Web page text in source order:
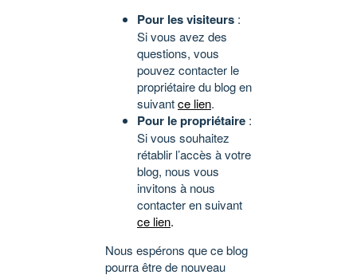
Pour les visiteurs :
Si vous avez des
questions, vous
pouvez contacter le
propriétaire du blog en
suivantce lien.
Pour le propriétaire :
Si vous souhaitez
rétablir l’accès à votre
blog, nous vous
invitons à nous
contacter en suivant
ce lien.
Nous espérons que ce blog
pourra être de nouveau